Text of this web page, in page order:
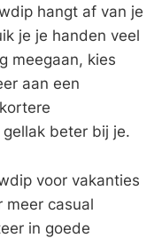
hangt af van je
je je handen veel
meegaan, kies
aan een
beter bij je.
voor vakanties
meer casual
in goede